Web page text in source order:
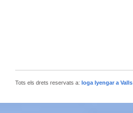
Tots els drets reservats a: Ioga Iyengar a Valls